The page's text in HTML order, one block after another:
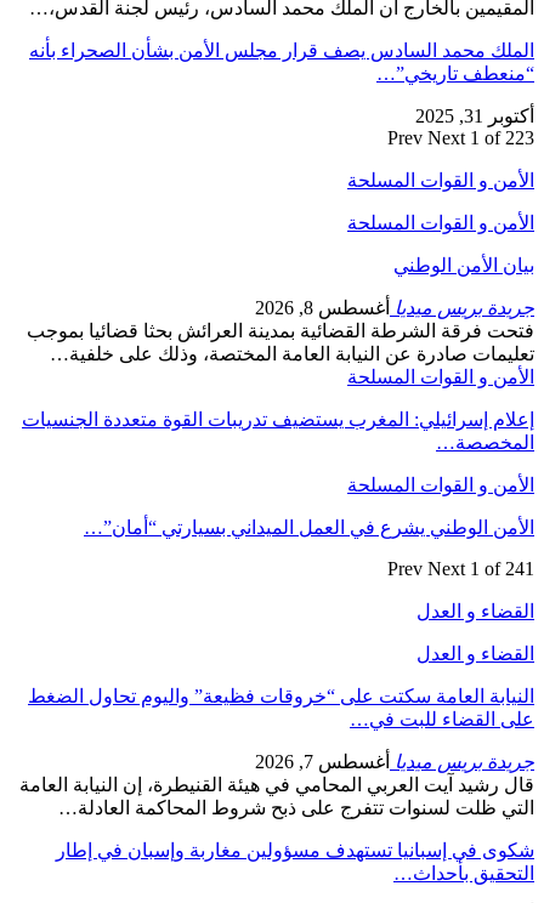
المقيمين بالخارج أن الملك محمد السادس، رئيس لجنة القدس،…
الملك محمد السادس يصف قرار مجلس الأمن بشأن الصحراء بأنه
“منعطف تاريخي”…
أكتوبر 31, 2025
Prev Next 1 of 223
الأمن و القوات المسلحة
الأمن و القوات المسلحة
بيان الأمن الوطني
جريدة بريس ميديا أغسطس 8, 2026
فتحت فرقة الشرطة القضائية بمدينة العرائش بحثا قضائيا بموجب
تعليمات صادرة عن النيابة العامة المختصة، وذلك على خلفية…
الأمن و القوات المسلحة
إعلام إسرائيلي: المغرب يستضيف تدريبات القوة متعددة الجنسيات
المخصصة…
الأمن و القوات المسلحة
الأمن الوطني يشرع في العمل الميداني بسيارتي “أمان”…
Prev Next 1 of 241
القضاء و العدل
القضاء و العدل
النيابة العامة سكتت على “خروقات فظيعة” واليوم تحاول الضغط
على القضاء للبت في…
جريدة بريس ميديا أغسطس 7, 2026
قال رشيد آيت العربي المحامي في هيئة القنيطرة، إن النيابة العامة
التي ظلت لسنوات تتفرج على ذبح شروط المحاكمة العادلة…
شكوى في إسبانيا تستهدف مسؤولين مغاربة وإسبان في إطار
التحقيق بأحداث…